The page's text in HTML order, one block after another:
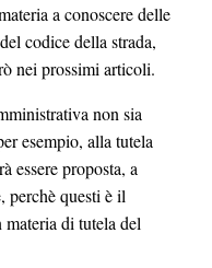
a conoscere delle
codice della strada,
nei prossimi articoli.
non sia
esempio, alla tutela
essere proposta, a
perchè questi è il
di tutela del